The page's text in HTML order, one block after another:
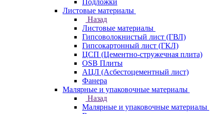
Подложки
Листовые материалы
Назад
Листовые материалы
Гипсоволокнистый лист (ГВЛ)
Гипсокартонный лист (ГКЛ)
ЦСП (Цементно-стружечная плита)
OSB Плиты
АЦЛ (Асбестоцементный лист)
Фанера
Малярные и упаковочные материалы
Назад
Малярные и упаковочные материалы